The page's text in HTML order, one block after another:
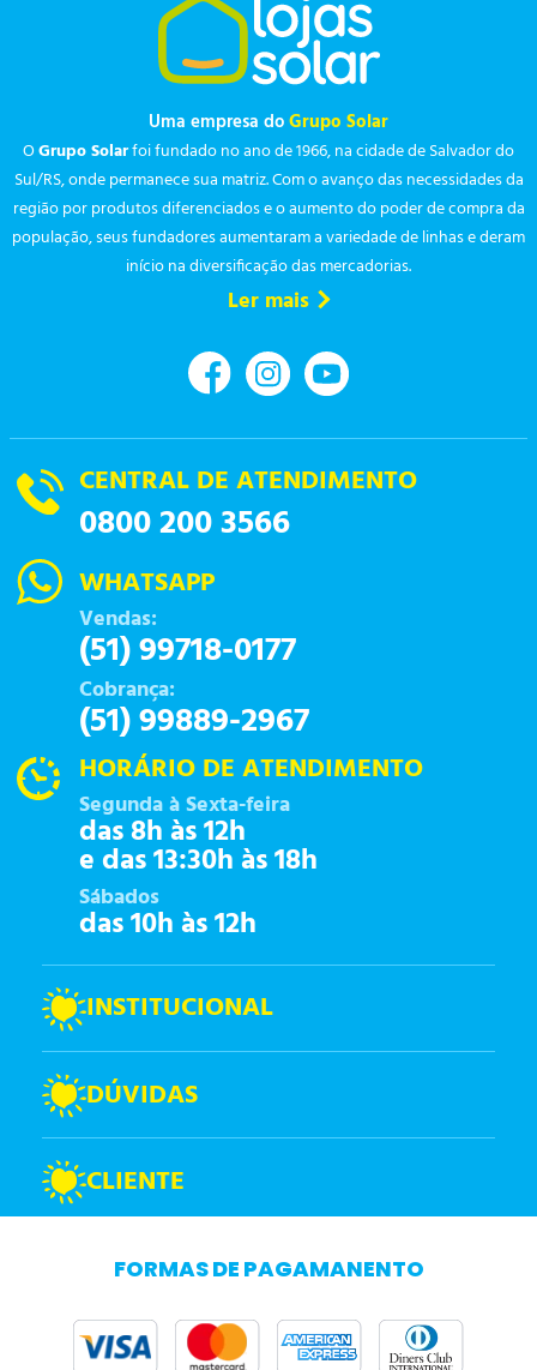
Uma empresa doGrupo Solar
OGrupo Solarfoi fundado no ano de 1966, na cidade de Salvador do
Sul/RS, onde permanece sua matriz. Com o avanço das necessidades da
região por produtos diferenciados e o aumento do poder de compra da
população, seus fundadores aumentaram a variedade de linhas e deram
início na diversificação das mercadorias.
Ler mais
CENTRAL DE ATENDIMENTO
0800 200 3566
WHATSAPP
Vendas:
(51) 99718-0177
Cobrança:
(51) 99889-2967
HORÁRIO DE ATENDIMENTO
Segunda à Sexta-feira
das 8h às 12h
e das 13:30h às 18h
Sábados
das 10h às 12h
INSTITUCIONAL
DÚVIDAS
CLIENTE
FORMAS DE PAGAMANENTO